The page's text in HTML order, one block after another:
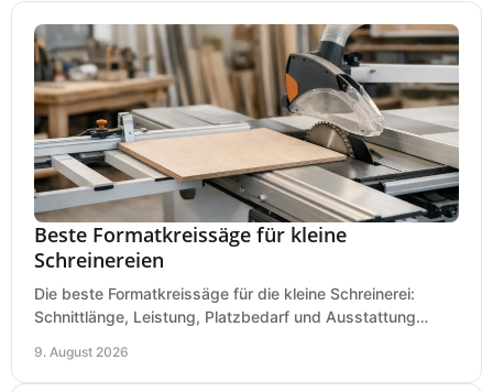
Beste Formatkreissäge für kleine
Schreinereien
Die beste Formatkreissäge für die kleine Schreinerei:
Schnittlänge, Leistung, Platzbedarf und Ausstattung
9. August 2026